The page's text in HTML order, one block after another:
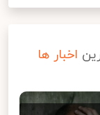
اخبار ها